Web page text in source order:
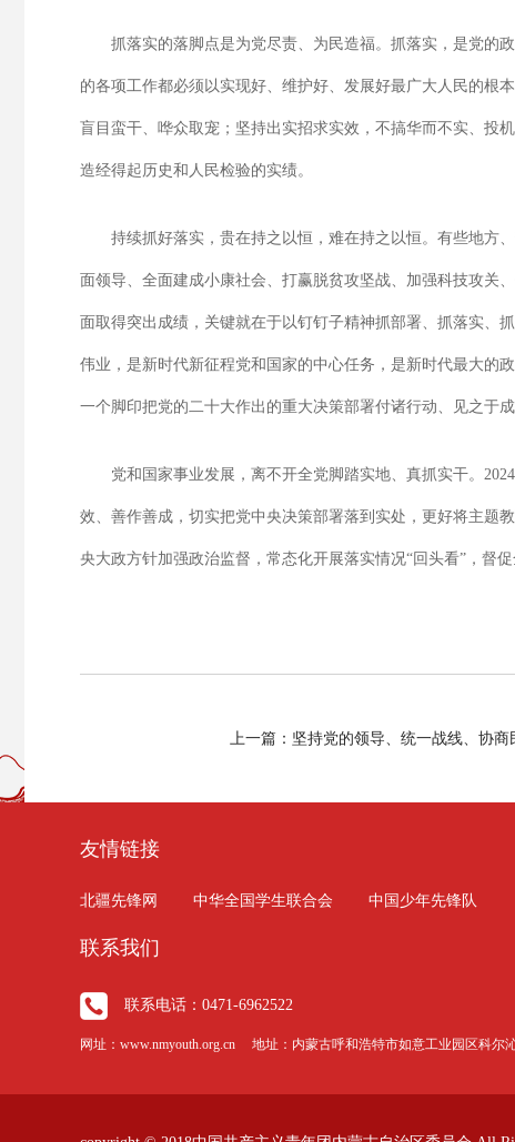
抓落实的落脚点是为党尽责、为民造福。抓落实，是党的
的各项工作都必须以实现好、维护好、发展好最广大人民的根
盲目蛮干、哗众取宠；坚持出实招求实效，不搞华而不实、投
造经得起历史和人民检验的实绩。
持续抓好落实，贵在持之以恒，难在持之以恒。有些地方
面领导、全面建成小康社会、打赢脱贫攻坚战、加强科技攻关
面取得突出成绩，关键就在于以钉钉子精神抓部署、抓落实、
伟业，是新时代新征程党和国家的中心任务，是新时代最大的
一个脚印把党的二十大作出的重大决策部署付诸行动、见之于成
党和国家事业发展，离不开全党脚踏实地、真抓实干。
效、善作善成，切实把党中央决策部署落到实处，更好将主题
央大政方针加强政治监督，常态化开展落实情况“回头看”，督
上一篇：坚持党的领导、统一战线、协
友情链接
北疆先锋网 中华全国学生联合会 中国少年先锋队
联系我们
联系电话：0471-6962522
网址：www.nmyouth.org.cn 地址：内蒙古呼和浩特市如意工业园区科尔